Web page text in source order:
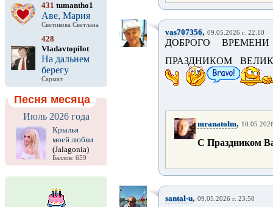
431 tumantho1
Аве, Мария
Светикова Светлана
428
Vladavtopilot
На дальнем
берегу
Сармат
Песня месяца
Июль 2026 года
Крылья
моей любви
(Jalagonia)
Баллов: 659
vas707356, 09.05.2026 г. 22:10
ДОБРОГО
ПРАЗДНИКОМ
mranatolm,
С Праздником
santal-u, 09.05.2026 г. 23:50